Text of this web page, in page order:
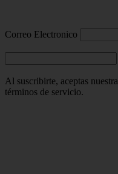
Correo Electronico
Al suscribirte, aceptas nuestra
términos de servicio.